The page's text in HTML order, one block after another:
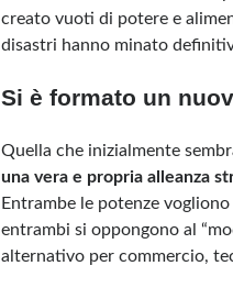
creato vuoti di potere e
disastri hanno minato
Si è formato un
Quella che inizialmente
una vera e propria alleanza
Entrambe le potenze
entrambi si oppongono al
alternativo per commercio,